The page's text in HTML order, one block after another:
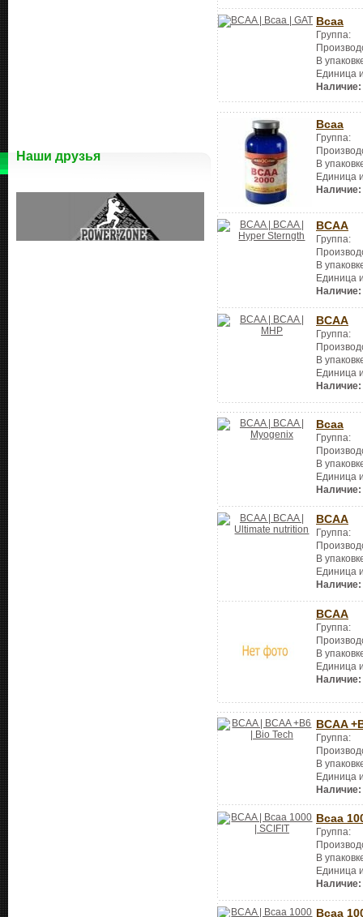
Наши друзья
Bcaa
Группа:
В
Единица
Наличие:
Bcaa
Группа:
В
Единица
Наличие:
BCAA
Группа:
В
Единица
Наличие:
BCAA
Группа:
В
Единица
Наличие:
Bcaa
Группа:
В
Единица
Наличие:
BCAA
Группа:
В
Единица
Наличие:
BCAA
Группа:
В
Единица
Наличие:
BCAA
Группа:
В
Единица
Наличие:
Bcaa
Группа:
В
Единица
Наличие:
Bcaa